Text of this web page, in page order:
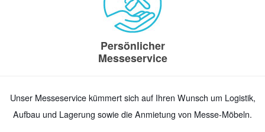
Persönlicher
Messeservice
Unser Messeservice kümmert sich auf Ihren Wunsch um Logistik,
Aufbau und Lagerung sowie die Anmietung von Messe-Möbeln.